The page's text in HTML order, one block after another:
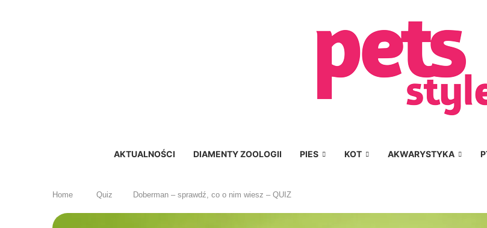
AKTUALNOŚCI DIAMENTY ZOOLOGII PIES KOT AKWARYSTYKA
Home Quiz Doberman – sprawdź, co o nim wiesz – QUIZ